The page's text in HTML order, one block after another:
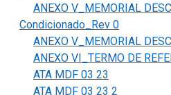
ANEXO V_MEMORIAL
Condicionado_Rev 0
ANEXO V_MEMORIAL
ANEXO VI_TERMO DE
ATA MDF 03 23
ATA MDF 03 23 2